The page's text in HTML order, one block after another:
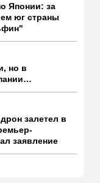
Японии: за
юг страны
но в
залетел в
заявление